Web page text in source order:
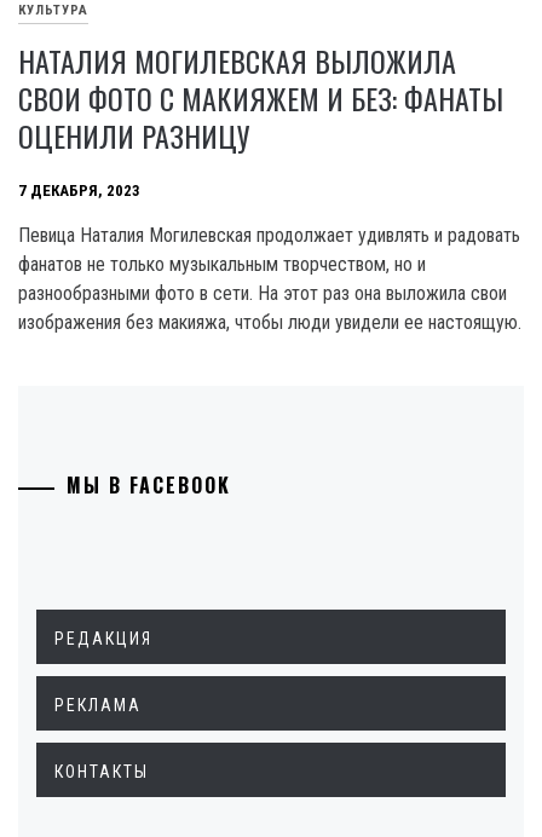
КУЛЬТУРА
НАТАЛИЯ МОГИЛЕВСКАЯ ВЫЛОЖИЛА
СВОИ ФОТО С МАКИЯЖЕМ И БЕЗ: ФАНАТЫ
ОЦЕНИЛИ РАЗНИЦУ
7 ДЕКАБРЯ, 2023
Певица Наталия Могилевская продолжает удивлять и радовать
фанатов не только музыкальным творчеством, но и
разнообразными фото в сети. На этот раз она выложила свои
изображения без макияжа, чтобы люди увидели ее настоящую.
МЫ В FACEBOOK
РЕДАКЦИЯ
РЕКЛАМА
КОНТАКТЫ